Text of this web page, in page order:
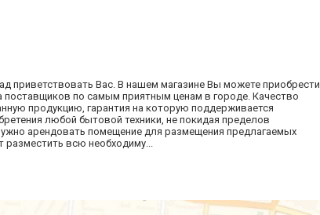
приветствовать Вас. В нашем магазине Вы можете приобрести
по самым приятным ценам в городе. Качество
продукцию, гарантия на которую поддерживается
любой бытовой техники, не покидая пределов
арендовать помещение для размещения предлагаемых
всю необходиму...